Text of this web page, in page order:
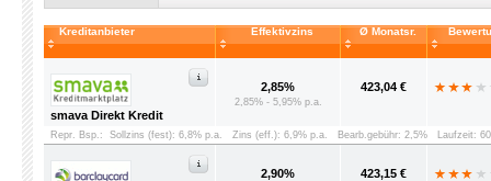
Kreditanbieter Effektivzins Ø Monatsr.
smava Direkt Kredit
2,85%
2,85% - 5,95% p.a.
423,04 €
Repr. Bsp.: Sollzins (fest): 6,8% p.a. Zins (eff.): 6,9% p.a. Bearb.gebühr: 2,5% Laufzeit:
2,90% 423,15 €